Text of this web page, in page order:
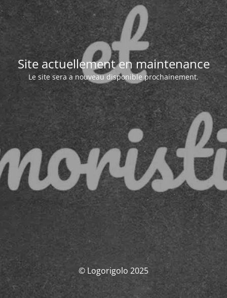
Site actuellement en maintenance
Le site sera a nouveau disponible prochainement.
© Logorigolo 2025